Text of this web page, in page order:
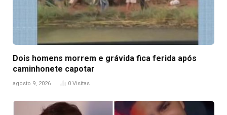
Dois homens morrem e grávida fica ferida após
caminhonete capotar
agosto 9, 2026 0 Visitas